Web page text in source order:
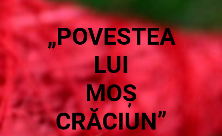
„POVESTEA
LUI
MOȘ
CRĂCIUN”